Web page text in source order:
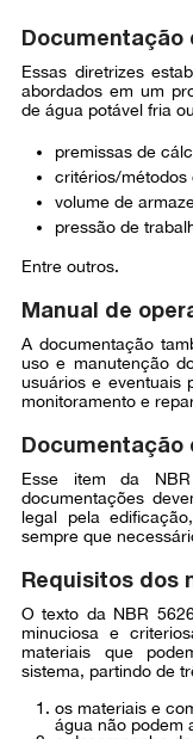
Documentação
Essas diretrizes
abordados em um
de água potável fria
premissas de
critérios/métodos
volume de
pressão de
Entre outros.
Manual de
A documentação
uso e manutenção
usuários e eventuais
monitoramento e
Documentação
Esse item da
documentações
legal pela
sempre que
Requisitos dos
O texto da NBR
minuciosa e
materiais que
sistema, partindo de
os materiais e
água não podem